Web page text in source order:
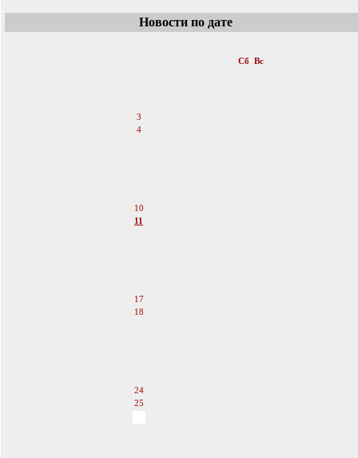
Новости по дате
Сб Вс
3
4
10
11
17
18
24
25